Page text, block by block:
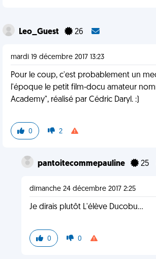
Leo_Guest 26
mardi 19 décembre 2017 13:23
Pour le coup, c'est probablement un
l'époque le petit film-docu amateur
Academy", réalisé par Cédric Daryl. :)
0 2
pantoitecommepauline 25
dimanche 24 décembre 2017 2:25
Je dirais plutôt L'élève Ducobu...
0 0